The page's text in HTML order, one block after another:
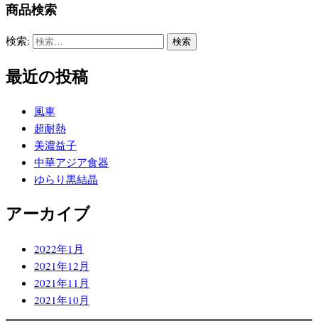
商品検索
検索:
最近の投稿
風車
超耐熱
美濃益子
中華アジア食器
ゆらり黒結晶
アーカイブ
2022年1月
2021年12月
2021年11月
2021年10月